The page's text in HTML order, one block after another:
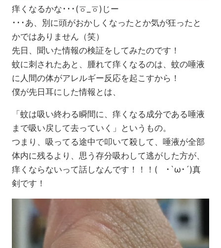
痒くなるかな･･･(ㆆ_ㆆ)じー
･･･あ、別に頭がおかしくなったとか気が狂ったと
かではありません（笑）
先日、聞いた情報の検証をしてみたのです！
蚊に刺されたあと、腫れて痒くなるのは、蚊の唾液
に人間の体がアレルギー反応を起こすから！
僕が先日耳にした情報とは、
「蚊は吸い終わる瞬間に、痒くなる成分である唾液
まで吸い戻して去っていく」というもの。
つまり、吸ってる途中で叩いて殺して、唾液が全部
体内に残るより、思う存分吸わして逃がした方が、
痒くならないって話しなんです！！！( ･`ω･´)真
剣です！